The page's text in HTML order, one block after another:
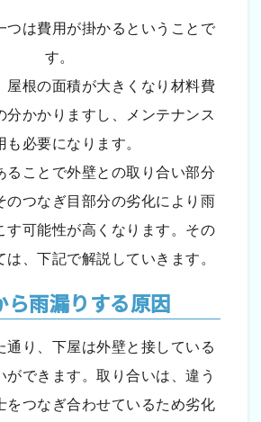
つは費用が掛かるということで
す。
屋根の面積が大きくなり材料費
分かかりますし、メンテナンス
も必要になります。
ることで外壁との取り合い部分
のつなぎ目部分の劣化により雨
す可能性が高くなります。その
は、下記で解説していきます。
ら雨漏りする原因
通り、下屋は外壁と接している
ができます。取り合いは、違う
をつなぎ合わせているため劣化